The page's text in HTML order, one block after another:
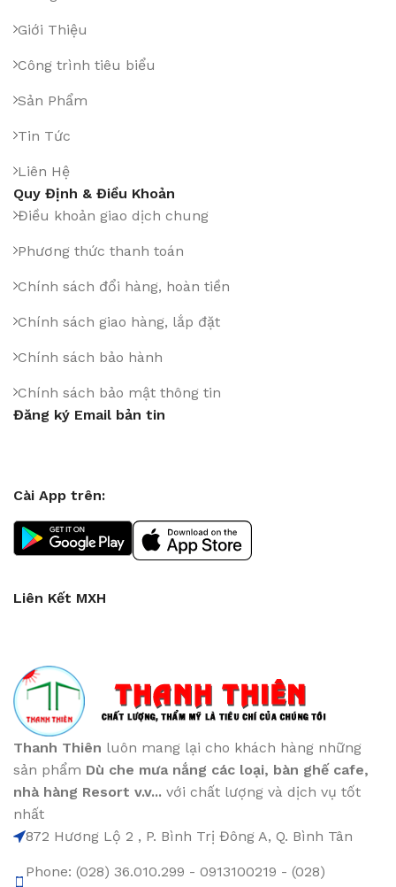
Giới Thiệu
Công trình tiêu biểu
Sản Phẩm
Tin Tức
Liên Hệ
Quy Định & Điều Khoản
Điều khoản giao dịch chung
Phương thức thanh toán
Chính sách đổi hàng, hoàn tiền
Chính sách giao hàng, lắp đặt
Chính sách bảo hành
Chính sách bảo mật thông tin
Đăng ký Email bản tin
Cài App trên:
Liên Kết MXH
Thanh Thiên luôn mang lại cho khách hàng những
sản phẩm Dù che mưa nắng các loại, bàn ghế cafe,
nhà hàng Resort v.v... với chất lượng và dịch vụ tốt
nhất
872 Hương Lộ 2 , P. Bình Trị Đông A, Q. Bình Tân
Phone: (028) 36.010.299 - 0913100219 - (028)